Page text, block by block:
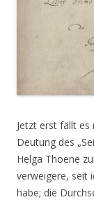
Jetzt erst fällt es
Deutung des
Helga Thoene
verweigere, seit
habe; die